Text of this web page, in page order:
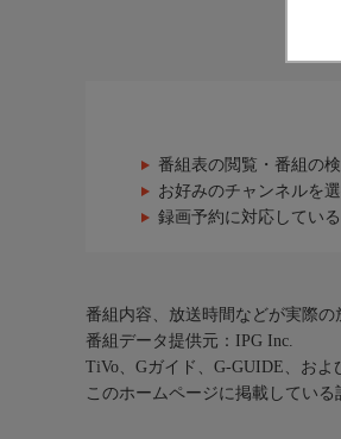
番組表の閲覧・番組の
お好みのチャンネルを
録画予約に対応してい
番組内容、放送時間などが実際の
番組データ提供元：IPG Inc.
TiVo、Gガイド、G-GUIDE、お
このホームページに掲載してい